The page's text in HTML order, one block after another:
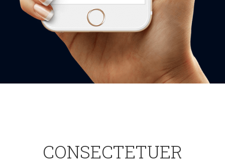
CONSECTETUER